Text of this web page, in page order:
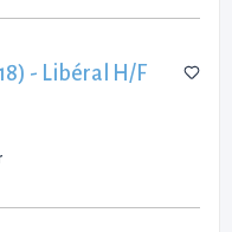
- Libéral H/F